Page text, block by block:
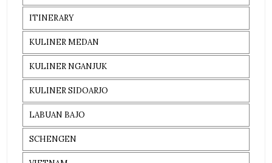
ITINERARY
KULINER MEDAN
KULINER NGANJUK
KULINER SIDOARJO
LABUAN BAJO
SCHENGEN